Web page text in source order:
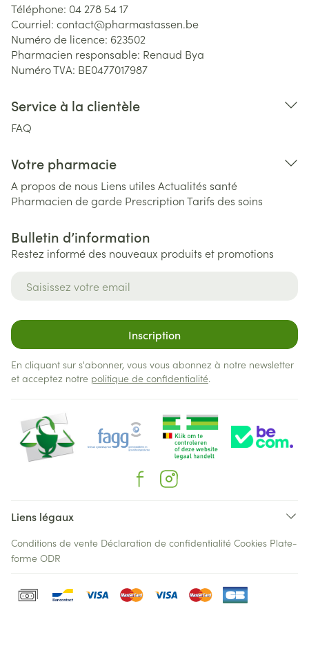
Téléphone: 04 278 54 17
Courriel: contact@pharmastassen.be
Numéro de licence: 623502
Pharmacien responsable: Renaud Bya
Numéro TVA: BE0477017987
Service à la clientèle
FAQ
Votre pharmacie
A propos de nous Liens utiles Actualités santé
Pharmacien de garde PrescriptionTarifs des soins
Bulletin d’information
Restez informé des nouveaux produits et promotions
Inscription
En cliquant sur s'abonner, vous vous abonnez à notre newsletter
et acceptez notre politique de confidentialité.
Liens légaux
Conditions de vente Déclaration de confidentialité Cookies Plate-
forme ODR